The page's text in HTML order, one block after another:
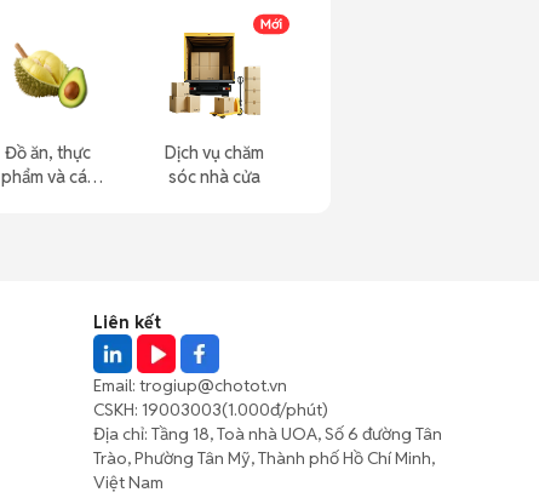
Đồ ăn, thực
phẩm và các
Dịch vụ chăm
sóc nhà cửa
Liên kết
Email: trogiup@chotot.vn
CSKH: 19003003(1.000đ/phút)
Địa chỉ: Tầng 18, Toà nhà UOA, Số 6 đường Tân
Trào, Phường Tân Mỹ, Thành phố Hồ Chí Minh,
Việt Nam